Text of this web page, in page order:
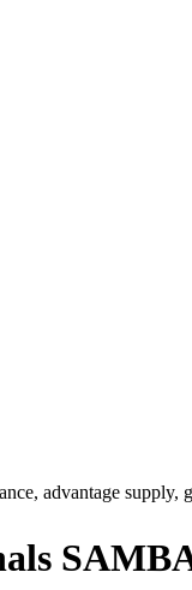
advantage supply,